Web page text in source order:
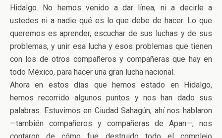
Hidalgo. No hemos venido a dar línea, ni a decirle a
ustedes ni a nadie qué es lo que debe de hacer. Lo que
queremos es aprender, escuchar de sus luchas y de sus
problemas, y unir esa lucha y esos problemas que tienen
con los de otros compañeros y compañeras que hay en
todo México, para hacer una gran lucha nacional.
Ahora en estos días que hemos estado en Hidalgo,
hemos recorrido algunos puntos y nos han dado sus
palabras. Estuvimos en Ciudad Sahagún, ahí nos hablaron
—también compañeros y compañeras de Apan—, nos